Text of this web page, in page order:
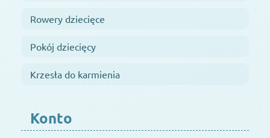
Rowery dziecięce
Pokój dziecięcy
Krzesła do karmienia
Konto